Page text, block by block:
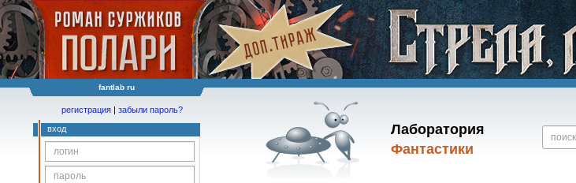
fantlab ru
Лаборатория
Фантастики
регистрация | забыли пароль?
вход